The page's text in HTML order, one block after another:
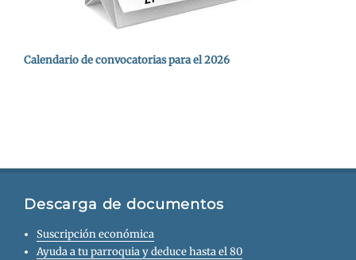
Calendario de convocatorias para el 2026
Descarga de documentos
Suscripción económica
Ayuda a tu parroquia y deduce hasta el 80